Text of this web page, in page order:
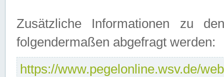
Zusätzliche Informationen zu
folgendermaßen abgefragt werden:
https://www.pegelonline.wsv.de/